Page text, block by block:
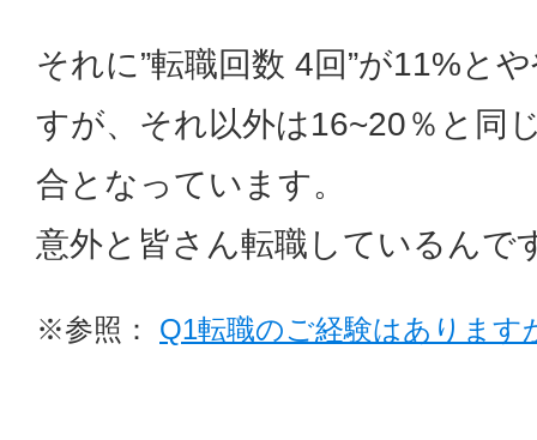
それに”転職回数 4回”が11%と
すが、それ以外は16~20％と同
合となっています。
意外と皆さん転職しているんで
※参照： Q1転職のご経験はあります